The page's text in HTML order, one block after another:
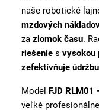
naše robotické
mzdových
za zlomok času.
riešenie s vysokou
zefektívňuje údržbu
Model FJD
veľké